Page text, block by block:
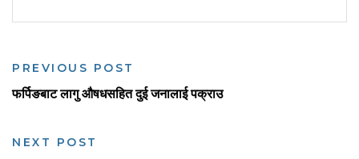
PREVIOUS POST
फर्पिङबाट लागु औषधसहित दुई जनालाई पक्राउ
NEXT POST